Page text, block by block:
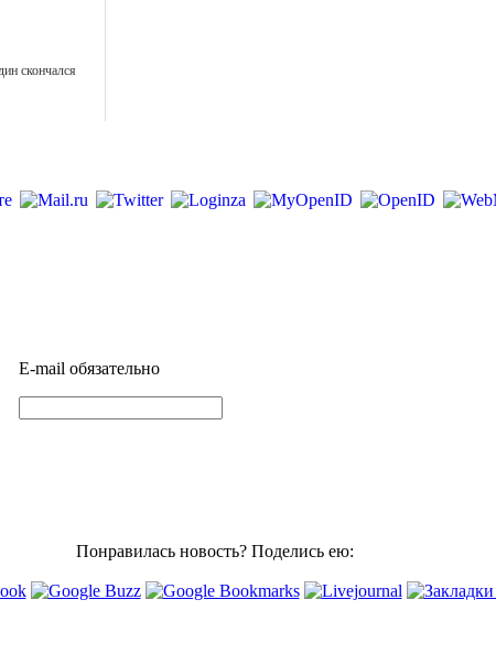
скончался
E-mail обязательно
Понравилась новость? Поделись ею: